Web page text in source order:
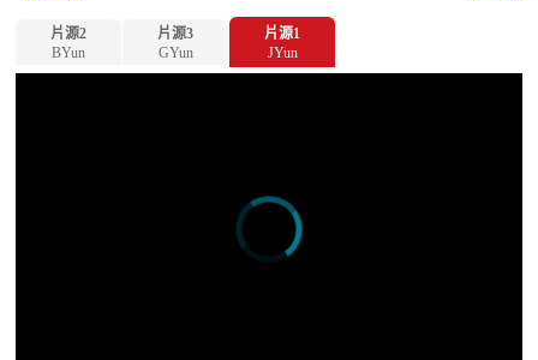
片源2
BYun
片源3
GYun
片源1
JYun